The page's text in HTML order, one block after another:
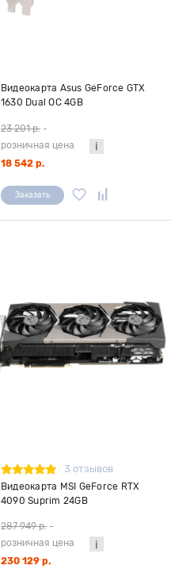
Видеокарта Asus GeForce GTX
1630 Dual OC 4GB
23 201 р. -
розничная цена
18 542 р.
Заказать
3 отзывов
Видеокарта MSI GeForce RTX
4090 Suprim 24GB
287 949 р. -
розничная цена
230 129 р.